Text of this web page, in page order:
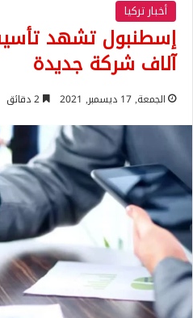
أخبار تركيا
آلاف شركة جديدة
الجمعة, 17 ديسمبر, 2021